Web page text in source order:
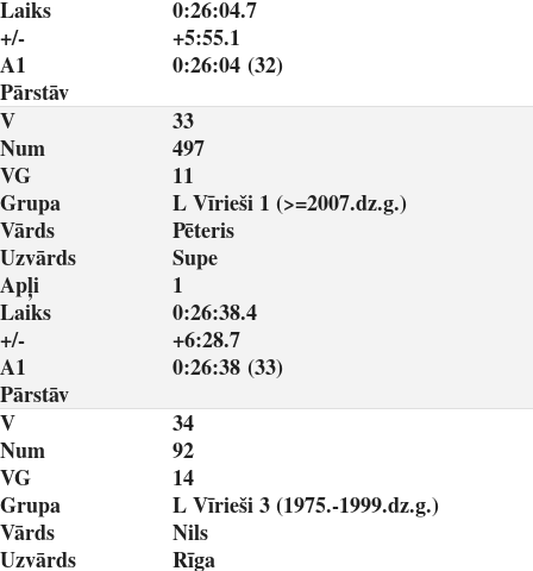
Laiks
0:26:04.7
+/-
+5:55.1
A1
0:26:04 (32)
Pārstāv
V
33
Num
497
VG
11
Grupa
L Vīrieši 1 (>=2007.dz.g.)
Vārds
Pēteris
Uzvārds
Supe
Apļi
1
Laiks
0:26:38.4
+/-
+6:28.7
A1
0:26:38 (33)
Pārstāv
V
34
Num
92
VG
14
Grupa
L Vīrieši 3 (1975.-1999.dz.g.)
Vārds
Nils
Uzvārds
Rīga